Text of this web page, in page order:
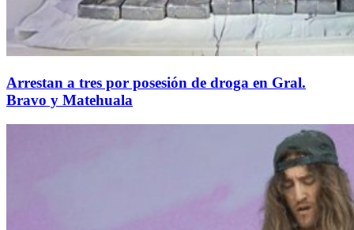
Arrestan a tres por posesión de droga en Gral.
Bravo y Matehuala